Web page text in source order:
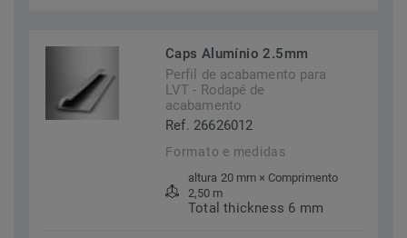
Caps Alumínio 2.5mm
Perfil de acabamento para
LVT - Rodapé de
acabamento
Ref. 26626012
Formato e medidas
altura 20 mm × Comprimento
2,50 m
Total thickness 6 mm